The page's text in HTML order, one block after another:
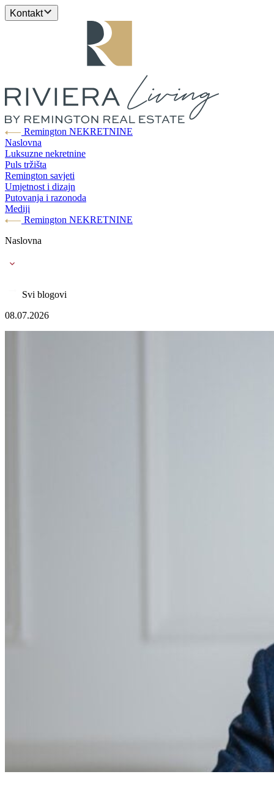
Kontakt
Remington NEKRETNINE
Naslovna
Luksuzne nekretnine
Puls tržišta
Remington savjeti
Umjetnost i dizajn
Putovanja i razonoda
Mediji
Remington NEKRETNINE
Naslovna
Svi blogovi
08.07.2026